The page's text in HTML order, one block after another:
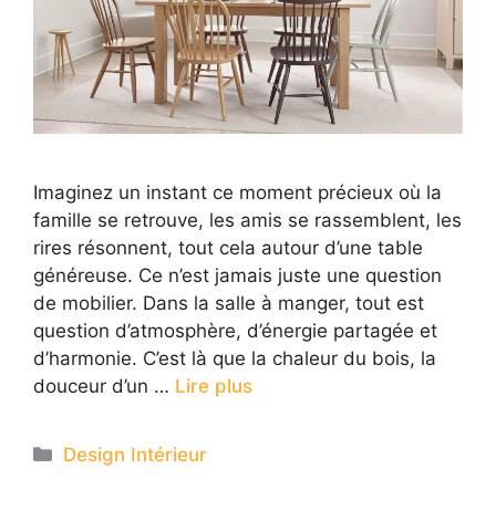
Imaginez un instant ce moment précieux où la
famille se retrouve, les amis se rassemblent, les
rires résonnent, tout cela autour d’une table
généreuse. Ce n’est jamais juste une question
de mobilier. Dans la salle à manger, tout est
question d’atmosphère, d’énergie partagée et
d’harmonie. C’est là que la chaleur du bois, la
douceur d’un … Lire plus
Categories
Design Intérieur